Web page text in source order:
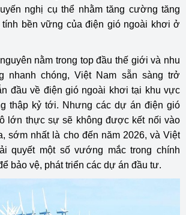
nghị cụ thể nhằm tăng cường tăng
bền vững của điện gió ngoài khơi ở
nằm trong top đầu thế giới và nhu
nhanh chóng, Việt Nam sẵn sàng trở
đầu về điện gió ngoài khơi tại khu vực
thập kỷ tới. Nhưng các dự án điện gió
lớn thực sự sẽ không được kết nối vào
sớm nhất là cho đến năm 2026, và Việt
quyết một số vướng mắc trong chính
bảo vệ, phát triển các dự án đầu tư.